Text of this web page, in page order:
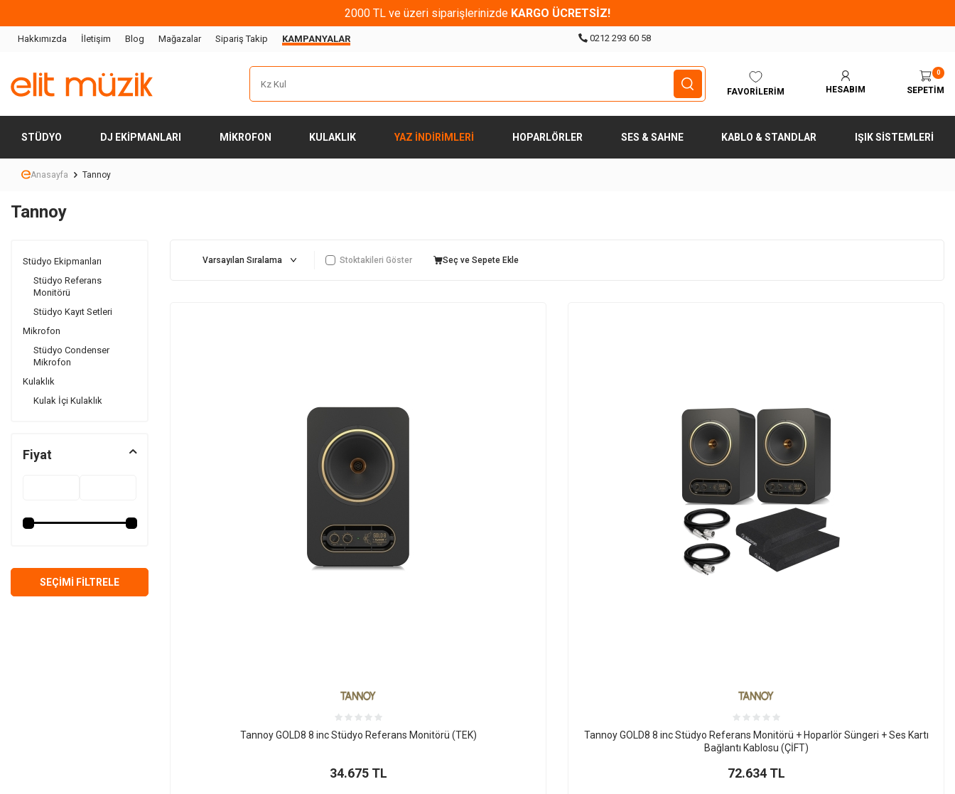
2000 TL ve üzeri siparişlerinizde KARGO ÜCRETSİZ!
Hakkımızda İletişim Blog Mağazalar Sipariş Takip KAMPANYALAR 0212 293 60 58
FAVORILERIM HESABIM
0
SEPETIM
STÜDYO DJ EKIPMANLARI MIKROFON KULAKLIK YAZ İNDİRİMLERİ HOPARLÖRLER SES & SAHNE KABLO & STANDLAR IŞIK SISTEMLERI
Anasayfa Tannoy
Tannoy
Stüdyo Ekipmanları
Stüdyo Referans
Monitörü
Stüdyo Kayıt Setleri
Mikrofon
Stüdyo Condenser
Mikrofon
Kulaklık
Kulak İçi Kulaklık
Fiyat
SEÇIMI FILTRELE
Stoktakileri Göster Seç ve Sepete Ekle
Tannoy GOLD8 8 inc Stüdyo Referans Monitörü (TEK)
34.675TL
Tannoy GOLD8 8 inc Stüdyo Referans Monitörü + Hoparlör Süngeri + Ses Kartı
Bağlantı Kablosu (ÇİFT)
72.634TL